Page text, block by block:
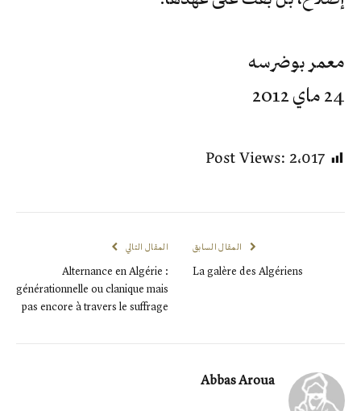
معمر بوضرسه
24 ماي 2012
Post Views:2٬017
المقال السابق
La galère des Algériens
المقال التالي
Alternance en Algérie :
générationnelle ou clanique mais
pas encore à travers le suffrage
Abbas Aroua